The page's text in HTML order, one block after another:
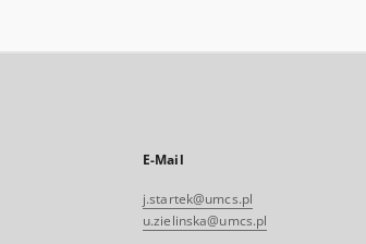
E-Mail
j.startek@umcs.pl
u.zielinska@umcs.pl